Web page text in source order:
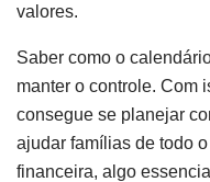
valores.
Saber como o
manter o controle. Com
consegue se planejar
ajudar famílias de todo
financeira, algo